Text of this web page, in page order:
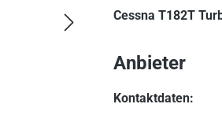
Cessna T182T
Anbieter
Kontaktdaten: